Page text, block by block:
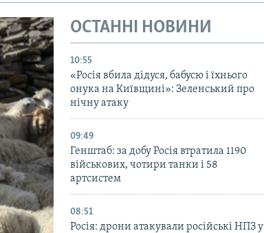
ОСТАННІ НОВИНИ
10:55
«Росія вбила дідуся, бабусю і їхнього
онука на Київщині»: Зеленський про
нічну атаку
09:49
Генштаб: за добу Росія втратила 1190
військових, чотири танки і 58
артсистем
08:51
Росія: дрони атакували російські НПЗ у